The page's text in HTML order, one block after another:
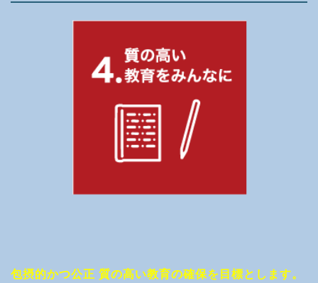
包摂的かつ公正 質の高い教育の確保を目標とします。